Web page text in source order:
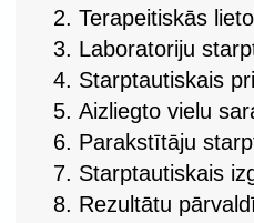
Terapeitiskās
Laboratoriju
Starptautiskais
Aizliegto vielu
Parakstītāju
Starptautiskais
Rezultātu